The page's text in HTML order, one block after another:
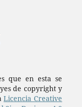
que en esta se
de copyright y
Licencia Creative